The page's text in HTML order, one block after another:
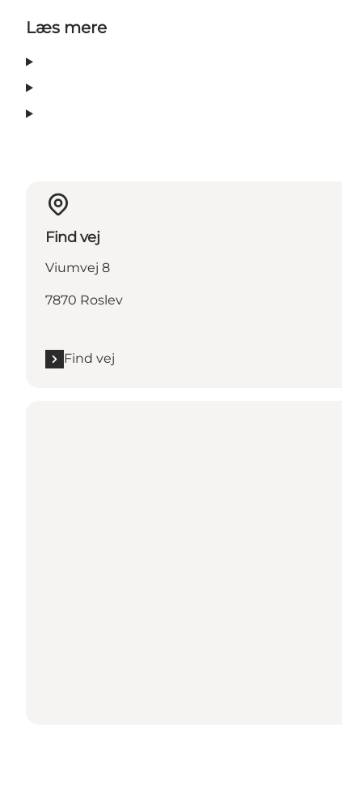
Læs mere
Find vej
Viumvej 8
7870 Roslev
Find vej